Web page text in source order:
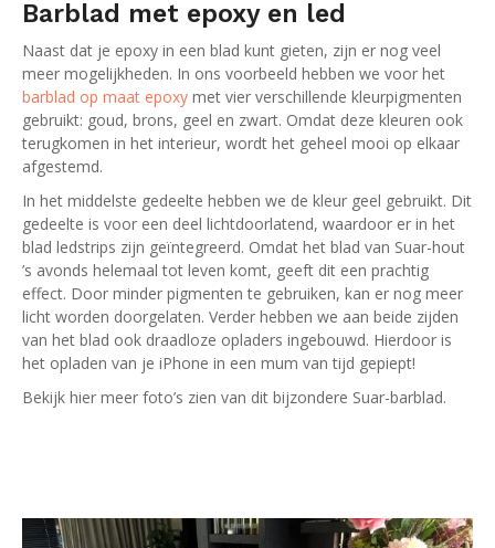
Barblad met epoxy en led
Naast dat je epoxy in een blad kunt gieten, zijn er nog veel
meer mogelijkheden. In ons voorbeeld hebben we voor het
barblad op maat epoxy met vier verschillende kleurpigmenten
gebruikt: goud, brons, geel en zwart. Omdat deze kleuren ook
terugkomen in het interieur, wordt het geheel mooi op elkaar
afgestemd.
In het middelste gedeelte hebben we de kleur geel gebruikt. Dit
gedeelte is voor een deel lichtdoorlatend, waardoor er in het
blad ledstrips zijn geïntegreerd. Omdat het blad van Suar-hout
’s avonds helemaal tot leven komt, geeft dit een prachtig
effect. Door minder pigmenten te gebruiken, kan er nog meer
licht worden doorgelaten. Verder hebben we aan beide zijden
van het blad ook draadloze opladers ingebouwd. Hierdoor is
het opladen van je iPhone in een mum van tijd gepiept!
Bekijk hier meer foto’s zien van dit bijzondere Suar-barblad.